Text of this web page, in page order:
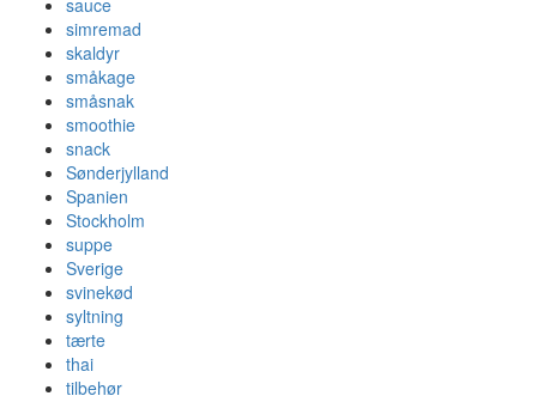
sauce
simremad
skaldyr
småkage
småsnak
smoothie
snack
Sønderjylland
Spanien
Stockholm
suppe
Sverige
svinekød
syltning
tærte
thai
tilbehør